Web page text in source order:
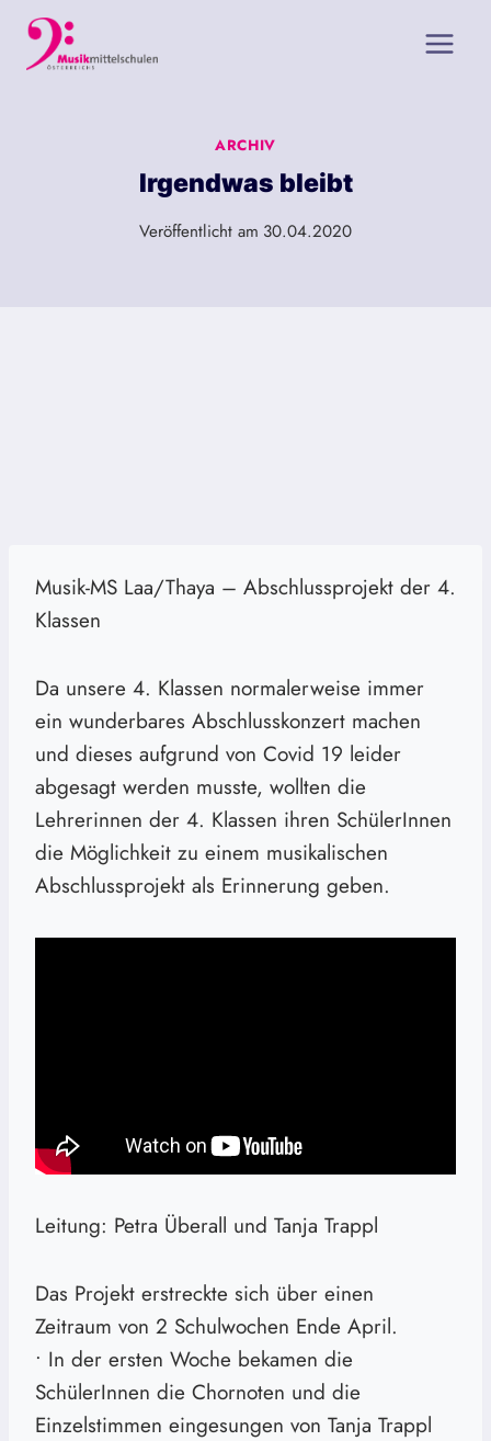
Zum
Inhalt
ARCHIV
Irgendwas bleibt
Veröffentlicht am 30.04.2020
Musik-MS Laa/Thaya – Abschlussprojekt der 4.
Klassen
Da unsere 4. Klassen normalerweise immer
ein wunderbares Abschlusskonzert machen
und dieses aufgrund von Covid 19 leider
abgesagt werden musste, wollten die
Lehrerinnen der 4. Klassen ihren SchülerInnen
die Möglichkeit zu einem musikalischen
Abschlussprojekt als Erinnerung geben.
Leitung: Petra Überall und Tanja Trappl
Das Projekt erstreckte sich über einen
Zeitraum von 2 Schulwochen Ende April.
• In der ersten Woche bekamen die
SchülerInnen die Chornoten und die
Einzelstimmen eingesungen von Tanja Trappl